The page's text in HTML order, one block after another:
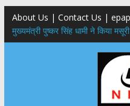
About Us | Contact Us |
मुख्यमंत्री पुष्कर सिंह धामी ने किया
लोकार्पण – शिलान्यास
एमडीडीए बोर्ड बैठक, देहरादून और
बुजुर्ग-दिव्यांगों के घर जाएंगे बीएलओ,
​देहरादून में 11 अगस्त को लगेगा एक